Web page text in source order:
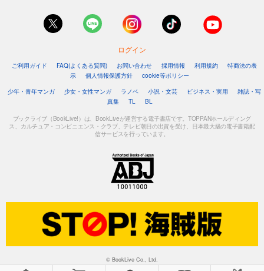
ログイン
ご利用ガイド FAQ(よくある質問) お問い合わせ 採用情報 利用規約
特商法の表
示
個人情報保護方針
cookie等ポリシー
少年・青年マンガ
少女・女性マンガ ラノベ 小説・文芸 ビジネス・実用
雑誌・写
真集
TL BL
ブックライブ（BookLive!）は、BookLiveが運営する電子書店です。TOPPANホールディング
ス、カルチュア・コンビニエンス・クラブ、テレビ朝日の出資を受け、日本最大級の電子書籍配
信サービスを行っています。
© BookLive Co., Ltd.